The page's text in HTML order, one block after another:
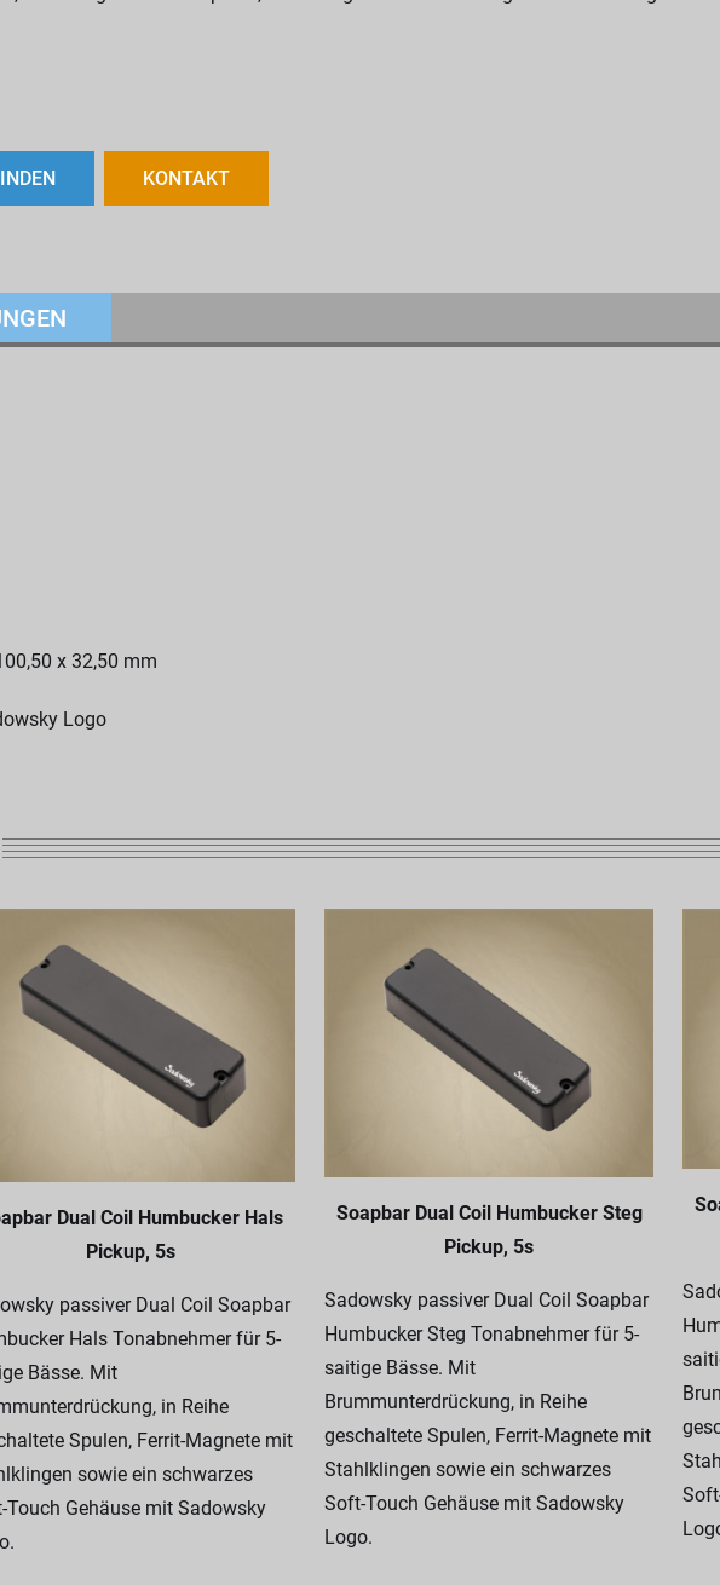
KONTAKT
x 32,50 mm
Logo
Dual Coil Humbucker Hals
Pickup, 5s
passiver Dual Coil Soapbar
Hals Tonabnehmer für 5-
Bässe. Mit
in Reihe
Spulen, Ferrit-Magnete mit
sowie ein schwarzes
Touch Gehäuse mit Sadowsky
Soapbar Dual Coil Humbucker Steg
Pickup, 5s
Sadowsky passiver Dual Coil Soapbar
Humbucker Steg Tonabnehmer für 5-
saitige Bässe. Mit
Brummunterdrückung, in Reihe
geschaltete Spulen, Ferrit-Magnete mit
Stahlklingen sowie ein schwarzes
Soft-Touch Gehäuse mit Sadowsky
Logo.